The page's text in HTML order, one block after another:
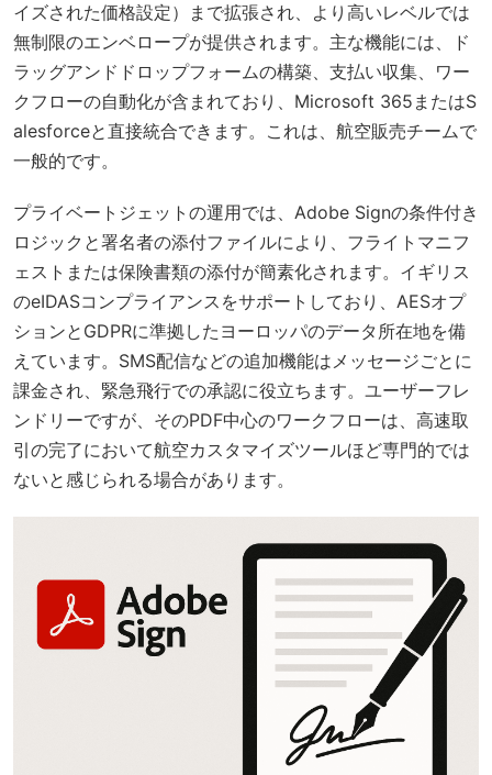
イズされた価格設定）まで拡張され、より高いレベルでは
無制限のエンベロープが提供されます。主な機能には、ド
ラッグアンドドロップフォームの構築、支払い収集、ワー
クフローの自動化が含まれており、Microsoft 365またはS
alesforceと直接統合できます。これは、航空販売チームで
一般的です。
プライベートジェットの運用では、Adobe Signの条件付き
ロジックと署名者の添付ファイルにより、フライトマニフ
ェストまたは保険書類の添付が簡素化されます。イギリス
のeIDASコンプライアンスをサポートしており、AESオプ
ションとGDPRに準拠したヨーロッパのデータ所在地を備
えています。SMS配信などの追加機能はメッセージごとに
課金され、緊急飛行での承認に役立ちます。ユーザーフレ
ンドリーですが、そのPDF中心のワークフローは、高速取
引の完了において航空カスタマイズツールほど専門的では
ないと感じられる場合があります。